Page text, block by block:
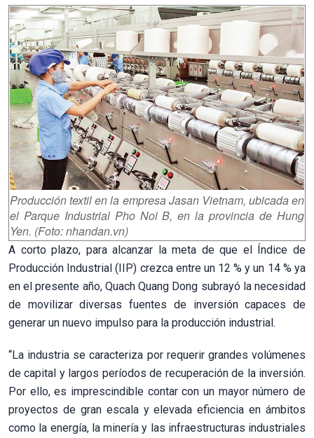
Producción textil en la empresa Jasan Vietnam, ubicada en
el Parque Industrial Pho Noi B, en la provincia de Hung
Yen. (Foto: nhandan.vn)
A corto plazo, para alcanzar la meta de que el Índice de
Producción Industrial (IIP) crezca entre un 12 % y un 14 % ya
en el presente año, Quach Quang Dong subrayó la necesidad
de movilizar diversas fuentes de inversión capaces de
generar un nuevo impulso para la producción industrial.
“La industria se caracteriza por requerir grandes volúmenes
de capital y largos períodos de recuperación de la inversión.
Por ello, es imprescindible contar con un mayor número de
proyectos de gran escala y elevada eficiencia en ámbitos
como la energía, la minería y las infraestructuras industriales